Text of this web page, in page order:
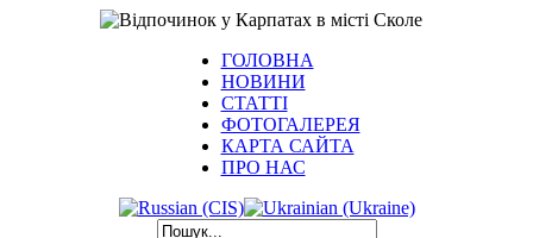
ГОЛОВНА
НОВИНИ
СТАТТІ
ФОТОГАЛЕРЕЯ
КАРТА САЙТА
ПРО НАС